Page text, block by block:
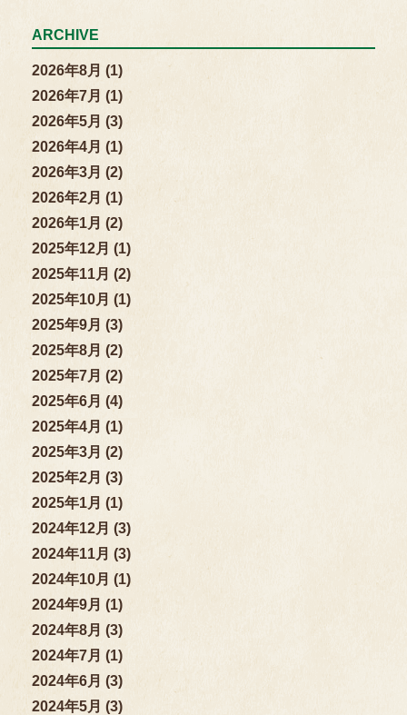
ARCHIVE
2026年8月 (1)
2026年7月 (1)
2026年5月 (3)
2026年4月 (1)
2026年3月 (2)
2026年2月 (1)
2026年1月 (2)
2025年12月 (1)
2025年11月 (2)
2025年10月 (1)
2025年9月 (3)
2025年8月 (2)
2025年7月 (2)
2025年6月 (4)
2025年4月 (1)
2025年3月 (2)
2025年2月 (3)
2025年1月 (1)
2024年12月 (3)
2024年11月 (3)
2024年10月 (1)
2024年9月 (1)
2024年8月 (3)
2024年7月 (1)
2024年6月 (3)
2024年5月 (3)